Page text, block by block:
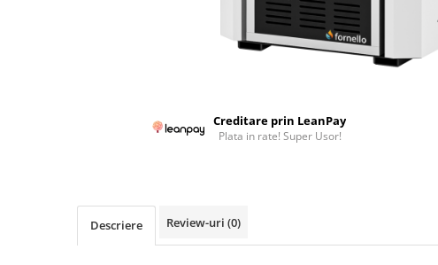
Accesorii radiatoare
Creditare prin LeanPay
Plata in rate! Super Usor!
Descriere Review-uri (0)